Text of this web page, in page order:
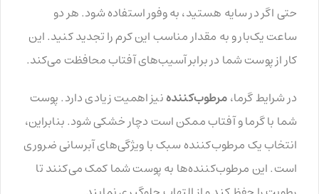
حتی اگر در سایه هستید، به وفور استفاده شود. هر دو
ساعت یک‌بار و به مقدار مناسب این کرم را تجدید کنید. این
کار از پوست شما در برابر آسیب‌های آفتاب محافظت می‌کند.
در شرایط گرما،مرطوب‌کنندهنیز اهمیت زیادی دارد. پوست
شما با گرما و آفتاب ممکن است دچار خشکی شود. بنابراین،
انتخاب یک مرطوب‌کننده سبک با ویژگی‌های آبرسانی ضروری
است. این مرطوب‌کننده‌ها به پوست شما کمک می‌کنند تا